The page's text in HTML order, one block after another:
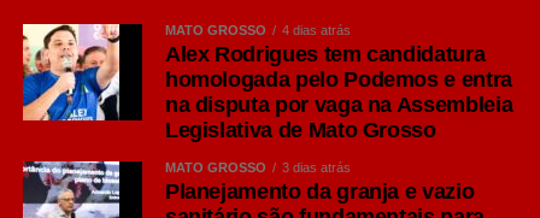
IPA: personalidade marcada pelo lúpulo
Um dos estilos que mais cresceram em popularidade nos
últimos anos é a India Pale Ale (IPA), pertencente à
Garrett Oliver, ela surgiu por problemas logísticos no
século 19. Os colonizadores britânicos tinham as
MATO GROSSO 4 dias atrás
Alex Rodrigues tem candidatura
homologada pelo Podemos e entra
na disputa por vaga na Assembleia
Legislativa de Mato Grosso
MATO GROSSO 3 dias atrás
Planejamento da granja e vazio